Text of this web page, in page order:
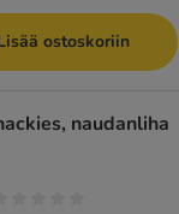
ostoskoriin
naudanliha